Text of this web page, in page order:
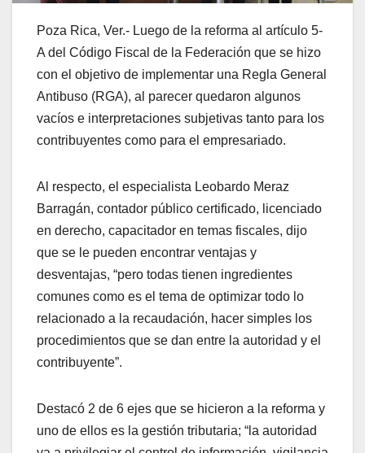
Poza Rica, Ver.- Luego de la reforma al artículo 5-
A del Código Fiscal de la Federación que se hizo
con el objetivo de implementar una Regla General
Antibuso (RGA), al parecer quedaron algunos
vacíos e interpretaciones subjetivas tanto para los
contribuyentes como para el empresariado.
Al respecto, el especialista Leobardo Meraz
Barragán, contador público certificado, licenciado
en derecho, capacitador en temas fiscales, dijo
que se le pueden encontrar ventajas y
desventajas, “pero todas tienen ingredientes
comunes como es el tema de optimizar todo lo
relacionado a la recaudación, hacer simples los
procedimientos que se dan entre la autoridad y el
contribuyente”.
Destacó 2 de 6 ejes que se hicieron a la reforma y
uno de ellos es la gestión tributaria; “la autoridad